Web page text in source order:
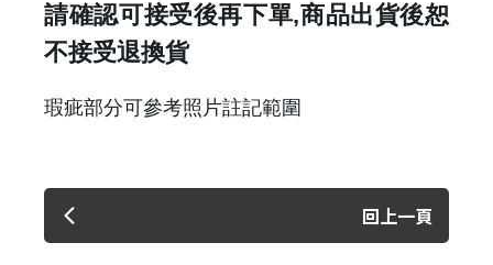
請確認可接受後再下單,商品出貨後恕
不接受退換貨
瑕疵部分可參考照片註記範圍
回上一頁